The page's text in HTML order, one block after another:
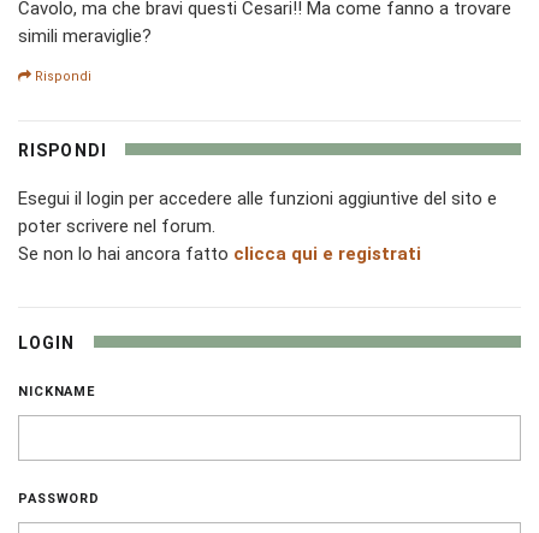
Cavolo, ma che bravi questi Cesari!! Ma come fanno a trovare
simili meraviglie?
Rispondi
RISPONDI
Esegui il login per accedere alle funzioni aggiuntive del sito e
poter scrivere nel forum.
Se non lo hai ancora fatto clicca qui e registrati
LOGIN
NICKNAME
PASSWORD